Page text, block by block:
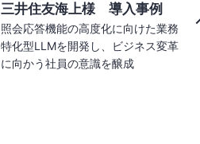
金融機関向け「Agentic AI 共
同研究会」
金融機関20社が参加、効果的かつ安
全な生成AIの金融業務適用を促進